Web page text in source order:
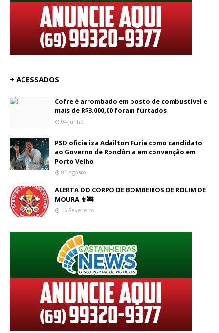
+ ACESSADOS
Cofre é arrombado em posto de combustível e
mais de R$3.000,00 foram furtados
04 Junho
PSD oficializa Adailton Furia como candidato
ao Governo de Rondônia em convenção em
Porto Velho
02 Agosto
ALERTA DO CORPO DE BOMBEIROS DE ROLIM DE
MOURA 👨‍🚒
16 Fevereiro